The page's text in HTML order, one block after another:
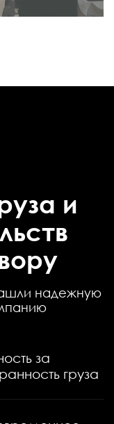
и
надежную
за
груза